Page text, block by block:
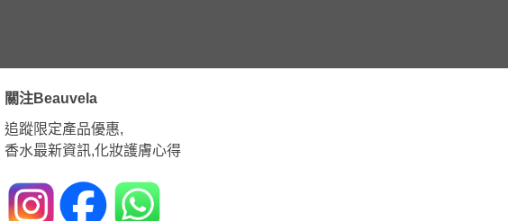
關注Beauvela
追蹤限定產品優惠,
香水最新資訊,化妝護膚心得